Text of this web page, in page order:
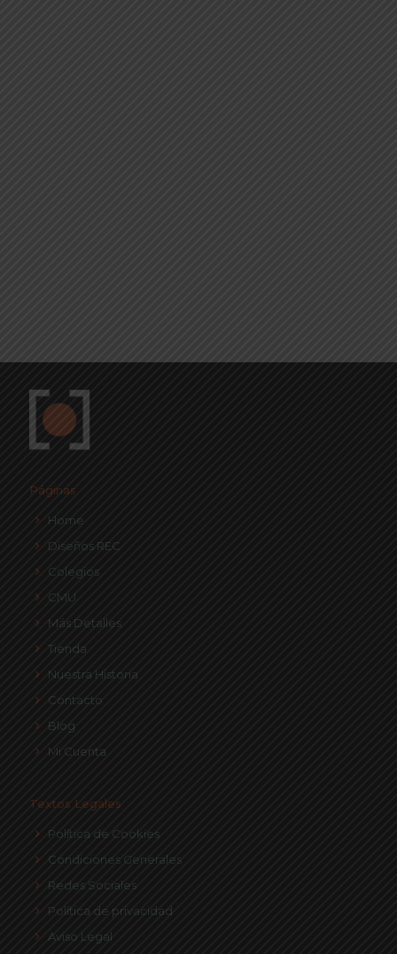
Páginas
Home
Diseños REC
Colegios
CMU
Más Detalles
Tienda
Nuestra Historia
Contacto
Blog
Mi Cuenta
Textos Legales
Política de Cookies
Condiciones Generales
Redes Sociales
Política de privacidad
Aviso Legal